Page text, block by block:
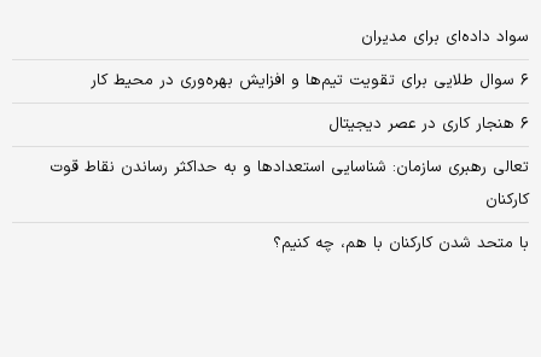
سواد داده‌‌‌ای برای مدیران
۶ سوال طلایی برای تقویت تیم‌ها و افزایش بهره‌وری در محیط کار
۶ هنجار کاری در عصر دیجیتال
تعالی رهبری سازمان: شناسایی استعدادها و به حداکثر رساندن نقاط قوت
کارکنان
با متحد شدن کارکنان با هم، چه کنیم؟